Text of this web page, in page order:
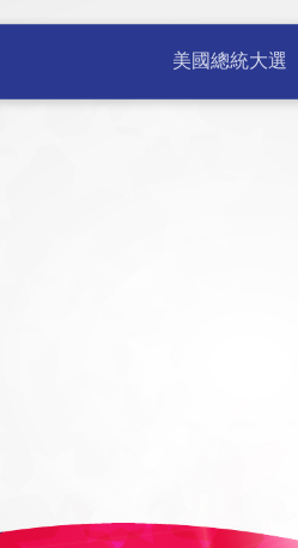
新聞 不斷更
美國總統大選